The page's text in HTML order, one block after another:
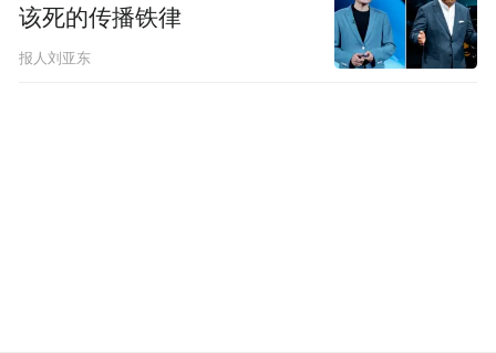
该死的传播铁律
报人刘亚东